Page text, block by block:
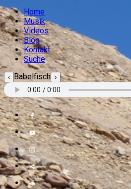
Home
Musik
Videos
Blog
Kontakt
Suche
‹ Babelfisch ›